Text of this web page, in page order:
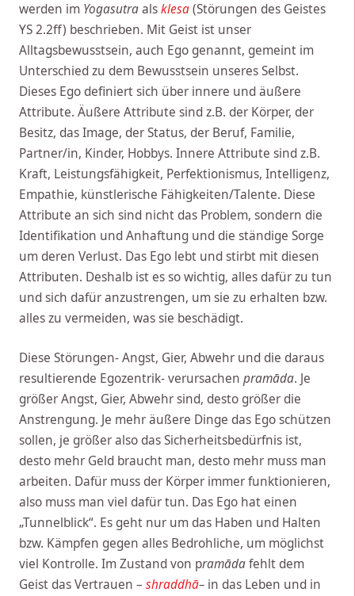
werden im Yogasutraalsklesa(Störungen des Geistes
YS 2.2ff) beschrieben. Mit Geist ist unser
Alltagsbewusstsein, auch Ego genannt, gemeint im
Unterschied zu dem Bewusstsein unseres Selbst.
Dieses Ego definiert sich über innere und äußere
Attribute. Äußere Attribute sind z.B. der Körper, der
Besitz, das Image, der Status, der Beruf, Familie,
Partner/in, Kinder, Hobbys. Innere Attribute sind z.B.
Kraft, Leistungsfähigkeit, Perfektionismus, Intelligenz,
Empathie, künstlerische Fähigkeiten/Talente. Diese
Attribute an sich sind nicht das Problem, sondern die
Identifikation und Anhaftung und die ständige Sorge
um deren Verlust. Das Ego lebt und stirbt mit diesen
Attributen. Deshalb ist es so wichtig, alles dafür zu tun
und sich dafür anzustrengen, um sie zu erhalten bzw.
alles zu vermeiden, was sie beschädigt.
Diese Störungen- Angst, Gier, Abwehr und die daraus
resultierende Egozentrik- verursachen pramāda. Je
größer Angst, Gier, Abwehr sind, desto größer die
Anstrengung. Je mehr äußere Dinge das Ego schützen
sollen, je größer also das Sicherheitsbedürfnis ist,
desto mehr Geld braucht man, desto mehr muss man
arbeiten. Dafür muss der Körper immer funktionieren,
also muss man viel dafür tun. Das Ego hat einen
„Tunnelblick“. Es geht nur um das Haben und Halten
bzw. Kämpfen gegen alles Bedrohliche, um möglichst
viel Kontrolle. Im Zustand von pramādafehlt dem
Geist das Vertrauen – shraddhā– in das Leben und in